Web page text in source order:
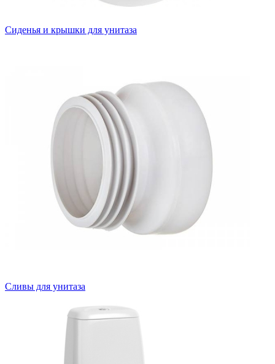
Сиденья и крышки для унитаза
Сливы для унитаза